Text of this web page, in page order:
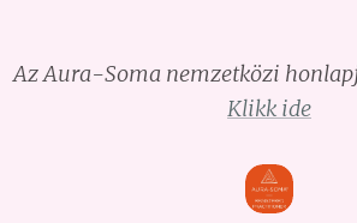
Az Aura-Soma nemzetközi
Klikk ide